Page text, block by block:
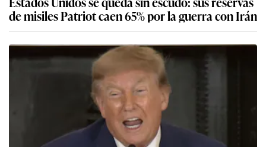
de misiles Patriot caen 65% por la guerra con Irán